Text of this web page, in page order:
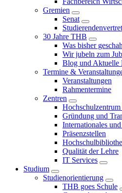
Gremien
Senat
30 Jahre THB
Was bisher geschah
Wir jubeln zum
Blog und Aktuelle
Termine &
Veranstaltungen
Rahmentermine
Zentren
Gründung und
Internationales
Präsenzstellen
Qualität der Lehre
IT Services
Studium
Studienorientierung
THB goes Schule